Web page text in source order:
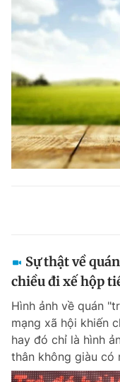
Sự thật về
chiều đi xế hộp
Hình ảnh về quán
mạng xã hội khiến
hay đó chỉ là hình
thân không giàu có